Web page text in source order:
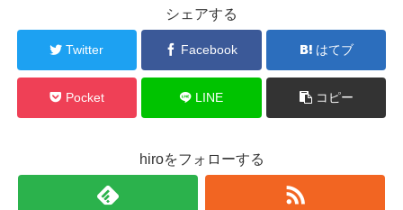
シェアする
Twitter Facebook はてブ
Pocket LINE コピー
hiroをフォローする